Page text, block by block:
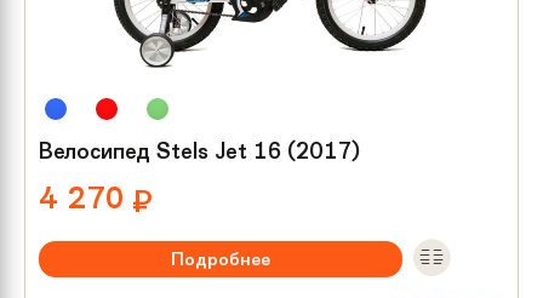
Велосипед Stels Jet 16 (2017)
4 270 ₽
Подробнее